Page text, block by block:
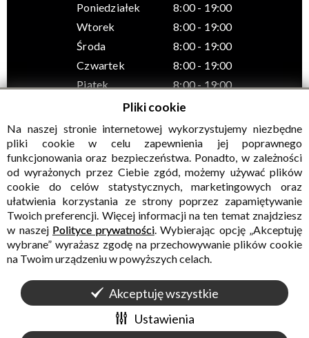
Poniedziałek
8:00 - 19:00
Wtorek
8:00 - 19:00
Środa
8:00 - 19:00
Czwartek
8:00 - 19:00
Piątek
8:00 - 19:00
© Wszelkie prawa zastrzeżone, Gminny Ośrodek Kultury w
Sadownem
WYKONANIE CONCEPTINTERMEDIA
Pliki cookie
Na naszej stronie internetowej wykorzystujemy niezbędne
pliki cookie w celu zapewnienia jej poprawnego
funkcjonowania oraz bezpieczeństwa. Ponadto, w zależności
od wyrażonych przez Ciebie zgód, możemy używać plików
cookie do celów statystycznych, marketingowych oraz
ułatwienia korzystania ze strony poprzez zapamiętywanie
Twoich preferencji. Więcej informacji na ten temat znajdziesz
w naszej Polityce prywatności. Wybierając opcję „Akceptuję
wybrane” wyrażasz zgodę na przechowywanie plików cookie
na Twoim urządzeniu w powyższych celach.
Akceptuję wszystkie
Ustawienia